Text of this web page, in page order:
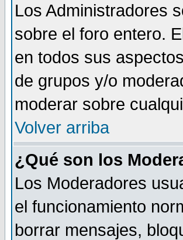
Los Administradores
sobre el foro entero.
en todos sus
de grupos y/o
moderar sobre
Volver arriba
¿Qué son los
Los Moderadores
el funcionamiento
borrar mensajes,